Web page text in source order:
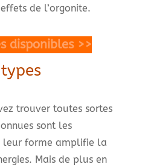
de l’orgonite.
disponibles >>
trouver toutes sortes
sont les
leur forme amplifie la
Mais de plus en